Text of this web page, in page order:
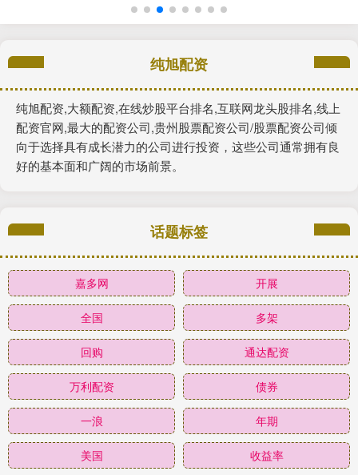
纯旭配资
纯旭配资,大额配资,在线炒股平台排名,互联网龙头股排名,线上
配资官网,最大的配资公司,贵州股票配资公司/股票配资公司倾
向于选择具有成长潜力的公司进行投资，这些公司通常拥有良
好的基本面和广阔的市场前景。
话题标签
嘉多网 开展
全国 多架
回购 通达配资
万利配资 债券
一浪 年期
美国 收益率